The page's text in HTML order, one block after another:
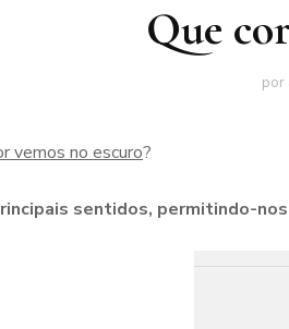
Que
por
vemos no escuro?
sentidos, permitindo-